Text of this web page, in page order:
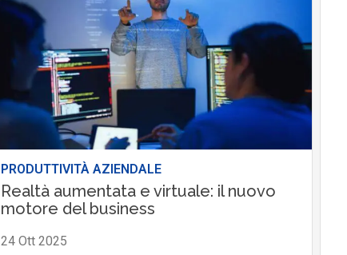
PRODUTTIVITÀ AZIENDALE
Realtà aumentata e virtuale: il nuovo
motore del business
24 Ott 2025